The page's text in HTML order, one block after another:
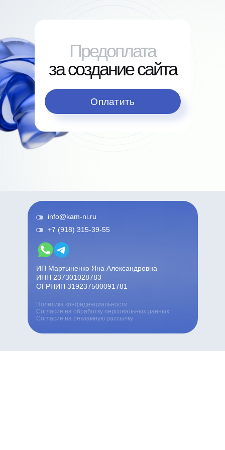
Предоплата
за создание сайта
Оплатить
info@kam-ni.ru
+7 (918) 315-39-55
ИП Мартыненко Яна Александровна
ИНН 237301028783
ОГРНИП 319237500091781
Политика конфиденциальности
Согласие на обработку персональных данных
Согласие на рекламную рассылку